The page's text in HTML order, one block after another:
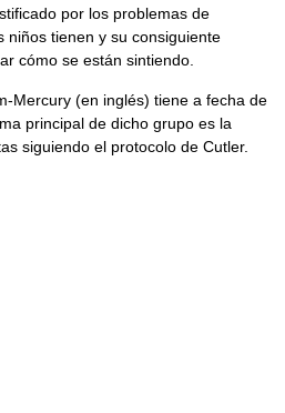
por los problemas de
niños tienen y su consiguiente
cómo se están sintiendo.
Mercury (en inglés) tiene a fecha de
principal de dicho grupo es la
siguiendo el protocolo de Cutler.